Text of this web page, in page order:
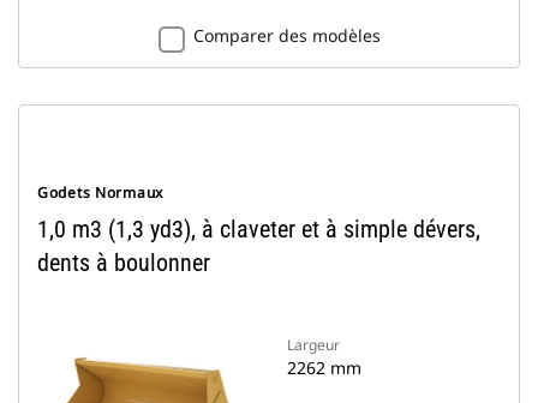
Comparer des modèles
Godets Normaux
1,0 m3 (1,3 yd3), à claveter et à simple dévers,
dents à boulonner
Largeur
2262 mm